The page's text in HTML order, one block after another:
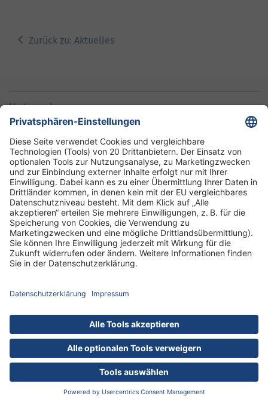
Zurück zu: Aktuelles
Unternehmen
Informationen
Standorte
DRK-Schwesternschaft Berlin
Impressum
Hausordnung
nach oben